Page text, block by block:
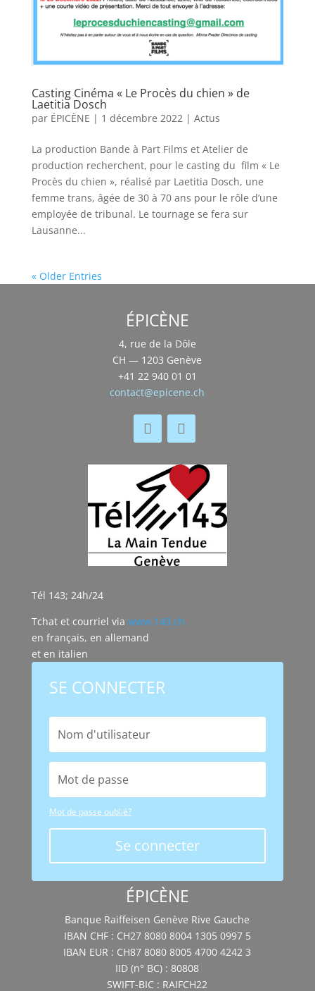
Casting Cinéma « Le Procès du chien » de
Laetitia Dosch
par ÉPICÈNE | 1 décembre 2022| Actus
La production Bande à Part Films et Atelier de
production recherchent, pour le casting du film « Le
Procès du chien », réalisé par Laetitia Dosch, une
femme trans, âgée de 30 à 70 ans pour le rôle d’une
employée de tribunal. Le tournage se fera sur
Lausanne...
« Older Entries
ÉPICÈNE
4, rue de la Dôle
CH — 1203 Genève
+41 22 940 01 01
contact@epicene.ch
Tél 143; 24h/24
Tchat et courriel via www.143.ch
en français, en allemand
et en italien
SE CONNECTER
Mot de passe oublié?
Se connecter
ÉPICÈNE
Banque Raiffeisen Genève Rive Gauche
IBAN CHF : CH27 8080 8004 1305 0997 5
IBAN EUR : CH87 8080 8005 4700 4242 3
IID (n° BC) : 80808
SWIFT-BIC : RAIFCH22